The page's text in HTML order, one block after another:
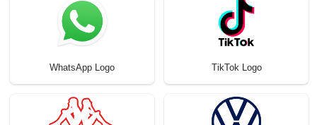
WhatsApp Logo TikTok Logo